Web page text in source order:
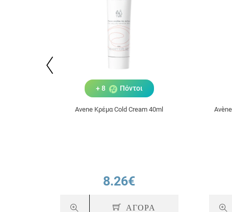
+ 8 Πόντοι
Avene Κρέμα Cold Cream 40ml
8.26€
ΑΓΟΡΑ